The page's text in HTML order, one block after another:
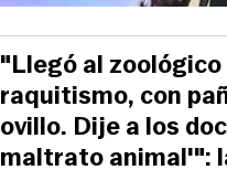
"Llegó al zoológico
raquitismo, con
ovillo. Dije a los
maltrato animal'":